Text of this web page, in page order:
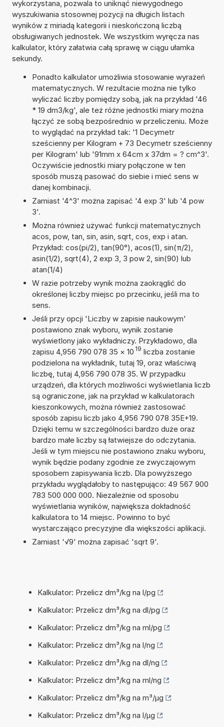
wykorzystana, pozwala to uniknąć niewygodnego
wyszukiwania stosownej pozycji na długich listach
wyników z miriadą kategorii i nieskończoną liczbą
obsługiwanych jednostek. We wszystkim wyręcza nas
kalkulator, który załatwia całą sprawę w ciągu ułamka
sekundy.
Ponadto kalkulator umożliwia stosowanie wyrażeń
matematycznych. W rezultacie można nie tylko
wyliczać liczby pomiędzy sobą, jak na przykład '46
* 19 dm3/kg', ale też różne jednostki miary można
łączyć ze sobą bezpośrednio w przeliczeniu. Może
to wyglądać na przykład tak: '1 Decymetr
sześcienny per Kilogram + 73 Decymetr sześcienny
per Kilogram' lub '91mm x 64cm x 37dm = ? cm^3'.
Oczywiście jednostki miary połączone w ten
sposób muszą pasować do siebie i mieć sens w
danej kombinacji.
Zamiast '4^3' można zapisać '4 exp 3' lub '4 pow
3'.
Można również używać funkcji matematycznych
acos, pow, tan, sin, asin, sqrt, cos, exp i atan.
Przykład: cos(pi/2), tan(90°), acos(1), sin(π/2),
asin(1/2), sqrt(4), 2 exp 3, 3 pow 2, sin(90) lub
atan(1/4)
W razie potrzeby wynik można zaokrąglić do
określonej liczby miejsc po przecinku, jeśli ma to
sens.
Jeśli przy opcji 'Liczby w zapisie naukowym'
postawiono znak wyboru, wynik zostanie
wyświetlony jako wykładniczy. Przykładowo, dla
zapisu 4,956 790 078 35 × 10 19 liczba zostanie
podzielona na wykładnik, tutaj 19, oraz właściwą
liczbę, tutaj 4,956 790 078 35. W przypadku
urządzeń, dla których możliwości wyświetlania liczb
są ograniczone, jak na przykład w kalkulatorach
kieszonkowych, można również zastosować
sposób zapisu liczb jako 4,956 790 078 35E+19.
Dzięki temu w szczególności bardzo duże oraz
bardzo małe liczby są łatwiejsze do odczytania.
Jeśli w tym miejscu nie postawiono znaku wyboru,
wynik będzie podany zgodnie ze zwyczajowym
sposobem zapisywania liczb. Dla powyższego
przykładu wyglądałoby to następująco: 49 567 900
783 500 000 000. Niezależnie od sposobu
wyświetlania wyników, największa dokładność
kalkulatora to 14 miejsc. Powinno to być
wystarczająco precyzyjne dla większości aplikacji.
Zamiast '√9' można zapisać 'sqrt 9'.
Kalkulator: Przelicz dm³/kg na l/pg
Kalkulator: Przelicz dm³/kg na dl/pg
Kalkulator: Przelicz dm³/kg na ml/pg
Kalkulator: Przelicz dm³/kg na l/ng
Kalkulator: Przelicz dm³/kg na dl/ng
Kalkulator: Przelicz dm³/kg na ml/ng
Kalkulator: Przelicz dm³/kg na m³/µg
Kalkulator: Przelicz dm³/kg na l/µg